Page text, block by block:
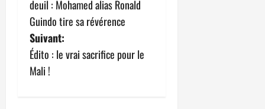
v
i
g
deuil : Mohamed alias Ronald
Guindo tire sa révérence
Suivant:
Édito : le vrai sacrifice pour le
Mali !